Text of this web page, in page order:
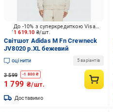
1 619.10 ₴/шт.
До -10% з суперкредиткою Visa Вигода
Світшот Adidas M Fn Crewneck
JV8020 р.XL бежевий
оцінити 5 варіантів
3 599 -1 800 ₴
1 799 ₴/шт.
Доставимо